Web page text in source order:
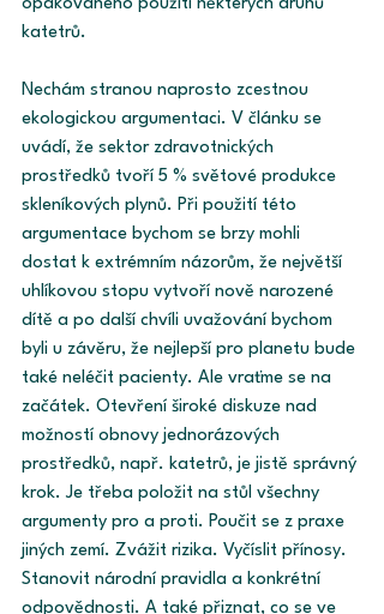
opakovaného použití některých druhů
katetrů.
Nechám stranou naprosto zcestnou
ekologickou argumentaci. V článku se
uvádí, že sektor zdravotnických
prostředků tvoří 5 % světové produkce
skleníkových plynů. Při použití této
argumentace bychom se brzy mohli
dostat k extrémním názorům, že největší
uhlíkovou stopu vytvoří nově narozené
dítě a po další chvíli uvažování bychom
byli u závěru, že nejlepší pro planetu bude
také neléčit pacienty. Ale vraťme se na
začátek. Otevření široké diskuze nad
možností obnovy jednorázových
prostředků, např. katetrů, je jistě správný
krok. Je třeba položit na stůl všechny
argumenty pro a proti. Poučit se z praxe
jiných zemí. Zvážit rizika. Vyčíslit přínosy.
Stanovit národní pravidla a konkrétní
odpovědnosti. A také přiznat, co se ve